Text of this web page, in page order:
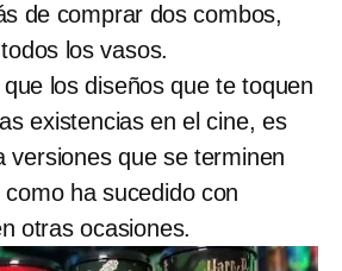
de comprar dos combos,
los vasos.
los diseños que te toquen
existencias en el cine, es
versiones que se terminen
ha sucedido con
otras ocasiones.